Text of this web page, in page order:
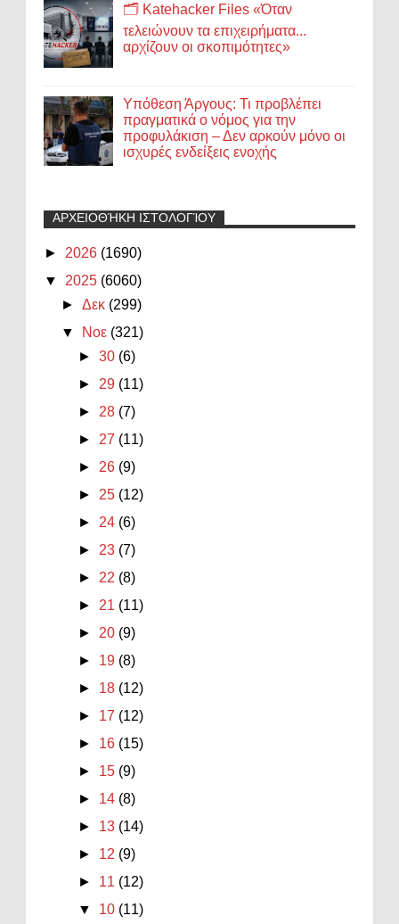
🗂️ Katehacker Files «Όταν
τελειώνουν τα επιχειρήματα...
αρχίζουν οι σκοπιμότητες»
Υπόθεση Άργους: Τι προβλέπει
πραγματικά ο νόμος για την
προφυλάκιση – Δεν αρκούν μόνο οι
ισχυρές ενδείξεις ενοχής
ΑΡΧΕΙΟΘΉΚΗ ΙΣΤΟΛΟΓΊΟΥ
► 2026 (1690)
▼ 2025 (6060)
►Δεκ (299)
▼
Νοε (321)
►30 (6)
► 29 (11)
► 28 (7)
► 27 (11)
► 26 (9)
► 25 (12)
► 24 (6)
► 23 (7)
► 22 (8)
► 21 (11)
► 20 (9)
► 19 (8)
► 18 (12)
► 17 (12)
► 16 (15)
► 15 (9)
► 14 (8)
► 13 (14)
► 12 (9)
► 11 (12)
▼ 10 (11)